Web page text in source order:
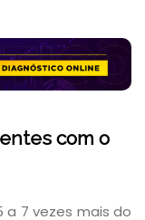
com o
a 7 vezes mais do